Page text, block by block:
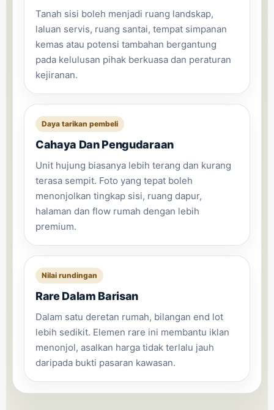
Tanah sisi boleh menjadi ruang landskap,
laluan servis, ruang santai, tempat simpanan
kemas atau potensi tambahan bergantung
pada kelulusan pihak berkuasa dan peraturan
kejiranan.
Daya tarikan pembeli
Cahaya Dan Pengudaraan
Unit hujung biasanya lebih terang dan kurang
terasa sempit. Foto yang tepat boleh
menonjolkan tingkap sisi, ruang dapur,
halaman dan flow rumah dengan lebih
premium.
Nilai rundingan
Rare Dalam Barisan
Dalam satu deretan rumah, bilangan end lot
lebih sedikit. Elemen rare ini membantu iklan
menonjol, asalkan harga tidak terlalu jauh
daripada bukti pasaran kawasan.